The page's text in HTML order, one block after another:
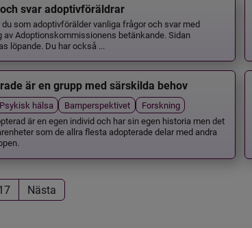
svar adoptivföräldrar
du som adoptivförälder vanliga frågor och svar med
av Adoptionskommissionens betänkande. Sidan
löpande. Du har också ...
är en grupp med särskilda behov
Psykisk hälsa Barnperspektivet
Forskning
är en egen individ och har sin egen historia men det
som de allra flesta adopterade delar med andra
Nästa